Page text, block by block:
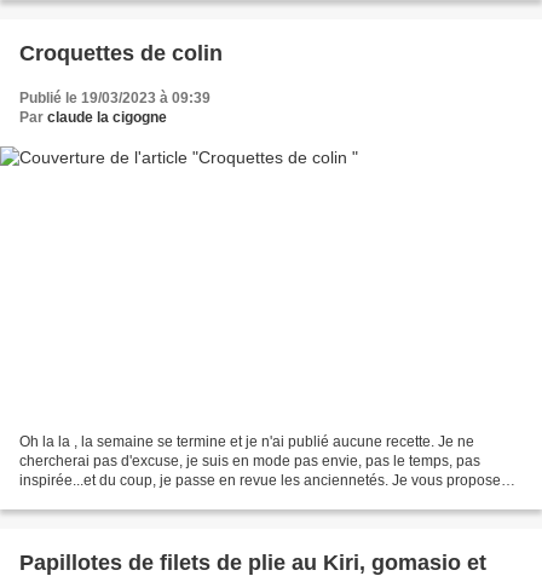
Croquettes de colin
Publié le 19/03/2023 à 09:39
Par claude la cigogne
Oh la la , la semaine se termine et je n'ai publié aucune recette. Je ne
chercherai pas d'excuse, je suis en mode pas envie, pas le temps, pas
inspirée...et du coup, je passe en revue les anciennetés. Je vous propose
Papillotes de filets de plie au Kiri, gomasio et